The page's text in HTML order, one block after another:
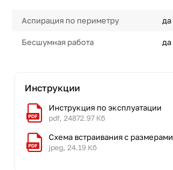
Аспирация по периметру да
Бесшумная работа да
Инструкции
Инструкция по эксплуатации
pdf, 24872.97 Кб
Схема встраивания с размерами
jpeg, 24.19 Кб